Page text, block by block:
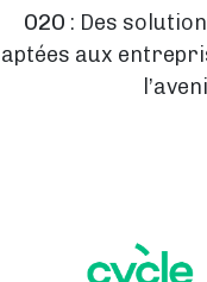
O2O : Des
aux